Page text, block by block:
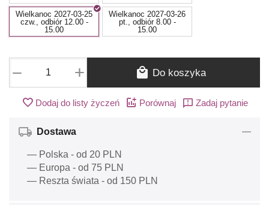
Wielkanoc 2027-03-25
czw., odbiór 12.00 -
15.00
Wielkanoc 2027-03-26
pt., odbiór 8.00 -
15.00
+
− Do koszyka
Dodaj do listy życzeń Porównaj Zadaj pytanie
Dostawa
— Polska - od 20 PLN
— Europa - od 75 PLN
— Reszta świata - od 150 PLN